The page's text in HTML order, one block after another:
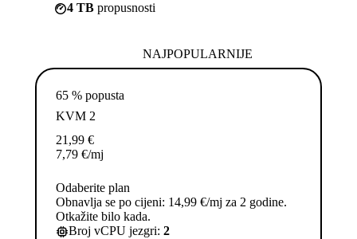
4 TB propusnosti
NAJPOPULARNIJE
65 % popusta
KVM 2
21,99 €
7,79 €/mj
Odaberite plan
Obnavlja se po cijeni: 14,99 €/mj za 2 godine.
Otkažite bilo kada.
Broj vCPU jezgri: 2